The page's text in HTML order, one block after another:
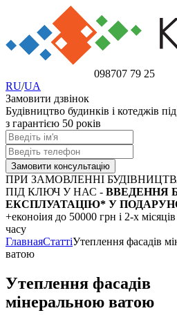
098707 79 25
RU/UA
Замовити дзвінок
Будівництво будинків і котеджів
з гарантією 50 років
ПРИ ЗАМОВЛЕННІ
ПІД КЛЮЧ У НАС - ВВЕДЕННЯ
ЕКСПЛУАТАЦІЮ* У
+еконоіия до 50000 грн і 2-х
часу
ГлавнаяСтаттіУтеплення фасадів
ватою
Утеплення фасадів
мінеральною ватою